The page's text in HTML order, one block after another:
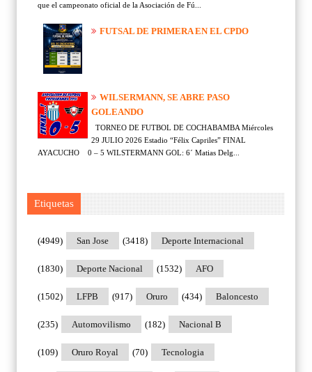
que el campeonato oficial de la Asociación de Fú...
FUTSAL DE PRIMERA EN EL CPDO
WILSERMANN, SE ABRE PASO
GOLEANDO
TORNEO DE FUTBOL DE COCHABAMBA Miércoles
29 JULIO 2026 Estadio “Félix Capriles” FINAL
AYACUCHO 0 – 5 WILSTERMANN GOL: 6´ Matias Delg...
Etiquetas
San Jose
(4949) Deporte Internacional
(3418)
Deporte Nacional
(1830) AFO
(1532)
LFPB
(1502) Oruro
(917) Baloncesto
(434)
Automovilismo
(235) Nacional B
(182)
Oruro Royal
(109) Tecnologia
(70)